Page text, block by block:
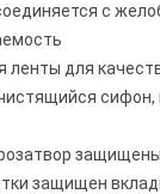
с
для
сифон,
защищен